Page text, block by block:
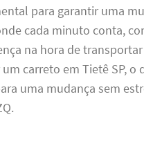
para garantir uma
cada minuto conta,
na hora de
carreto em Tietê SP,
uma mudança sem